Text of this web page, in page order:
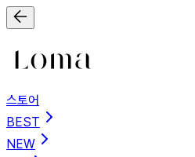
스토어
BEST
NEW